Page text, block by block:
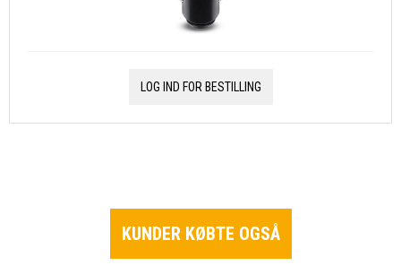
LOG IND FOR BESTILLING
KUNDER KØBTE OGSÅ